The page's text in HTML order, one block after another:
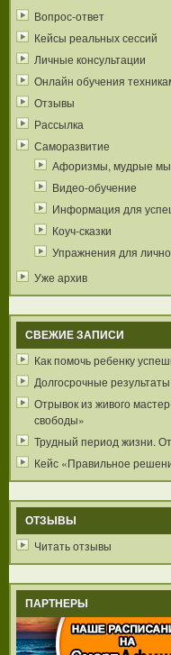
Вопрос-ответ
Кейсы реальных сессий
Личные консультации
Онлайн обучения
Отзывы
Рассылка
Саморазвитие
Афоризмы, мудрые
Видео-обучение
Информация для
Коуч-сказки
Упражнения для
Уже архив
СВЕЖИЕ ЗАПИСИ
Как помочь ребенку
Долгосрочные
Отрывок из живого
свободы»
Трудный период жизни.
Кейс «Правильное
ОТЗЫВЫ
Читать отзывы
ПАРТНЕРЫ